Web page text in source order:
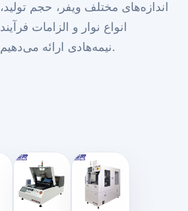
اندازه‌های مختلف ویفر، حجم تولید،
انواع نوار و الزامات فرآیند
نیمه‌هادی ارائه می‌دهیم.